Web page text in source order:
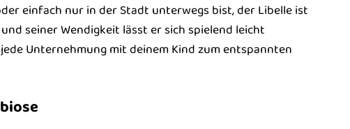
einfach nur in der Stadt unterwegs bist, der Libelle ist
seiner Wendigkeit lässt er sich spielend leicht
Unternehmung mit deinem Kind zum entspannten